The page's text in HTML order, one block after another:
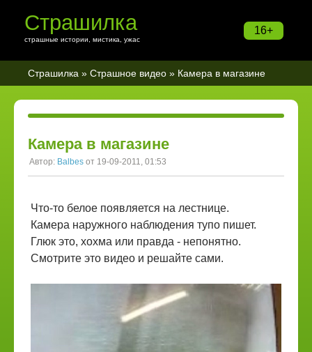
16+
Страшилка
страшные истории, мистика, ужас
Страшилка » Страшное видео » Камера в магазине
Камера в магазине
Автор: Balbes от 19-09-2011, 01:53
Что-то белое появляется на лестнице.
Камера наружного наблюдения тупо пишет.
Глюк это, хохма или правда - непонятно.
Смотрите это видео и решайте сами.